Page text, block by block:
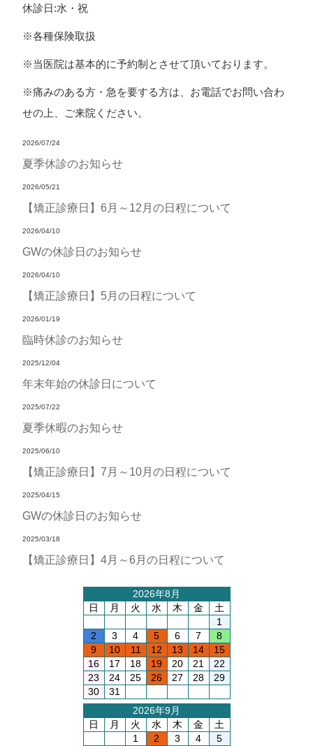
休診日:水・祝
※各種保険取扱
※当医院は基本的に予約制とさせて頂いております。
※痛みのある方・急を要する方は、お電話でお問い合わ
せの上、ご来院ください。
2026/07/24
夏季休診のお知らせ
2026/05/21
【矯正診療日】6月～12月の日程について
2026/04/10
GWの休診日のお知らせ
2026/04/10
【矯正診療日】5月の日程について
2026/01/19
臨時休診のお知らせ
2025/12/04
年末年始の休診日について
2025/07/22
夏季休暇のお知らせ
2025/06/10
【矯正診療日】7月～10月の日程について
2025/04/15
GWの休診日のお知らせ
2025/03/18
【矯正診療日】4月～6月の日程について
2026年8月
日
月 火 水 木 金
土
1
2
3 4 5 6 7
8
9
10 11 12 13 14
15
16
17 18 19 20 21
22
23
24 25 26 27 28
29
30
31
2026年9月
日
月 火 水 木 金
土
1
2 3 4
5